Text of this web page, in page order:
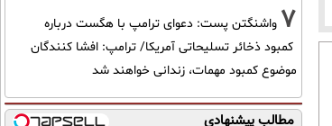
7 واشنگتن پست: دعوای ترامپ با هگست درباره
کمبود ذخائر تسلیحاتی آمریکا/ ترامپ: افشا کنندگان
موضوع کمبود مهمات، زندانی خواهند شد
مطالب پیشنهادی